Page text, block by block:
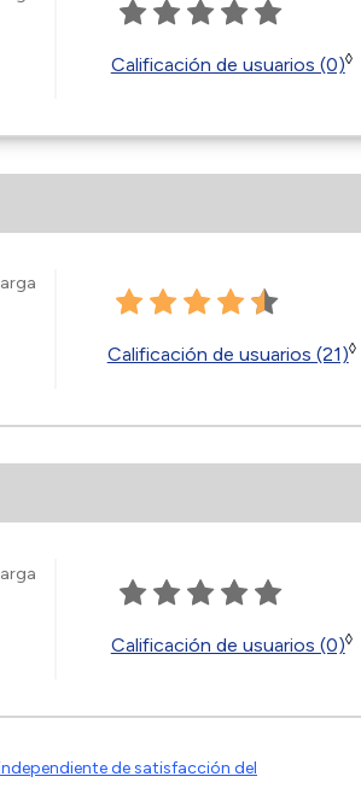
Calificación de usuarios (0)◊
Calificación de usuarios (21)◊
Calificación de usuarios (0)◊
de satisfacción del